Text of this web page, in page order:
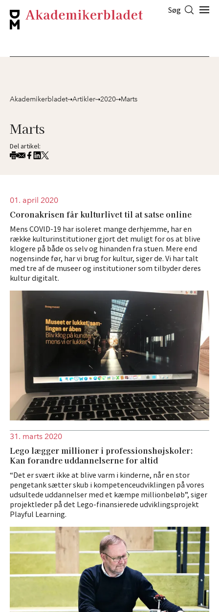
Søg
Akademikerbladet Artikler 2020 Marts
Marts
Del artikel:
01. april 2020
Coronakrisen får kulturlivet til at satse online
Mens COVID-19 har isoleret mange derhjemme, har en
række kulturinstitutioner gjort det muligt for os at blive
klogere på både os selv og hinanden fra stuen. Mere end
nogensinde før, har vi brug for kultur, siger de. Vi har talt
med tre af de museer og institutioner som tilbyder deres
kultur digitalt.
31. marts 2020
Lego lægger millioner i professionshøjskoler:
Kan forandre uddannelserne for altid
“Det er svært ikke at blive varm i kinderne, når en stor
pengetank sætter skub i kompetenceudviklingen på vores
udsultede uddannelser med et kæmpe millionbeløb”, siger
projektleder på det Lego-finansierede udviklingsprojekt
Playful Learning.